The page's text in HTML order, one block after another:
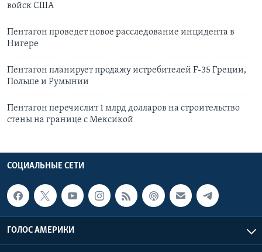
войск США
Пентагон проведет новое расследование инцидента в
Нигере
Пентагон планирует продажу истребителей F-35 Греции,
Польше и Румынии
Пентагон перечислит 1 млрд долларов на строительство
стены на границе с Мексикой
СОЦИАЛЬНЫЕ СЕТИ
ГОЛОС АМЕРИКИ